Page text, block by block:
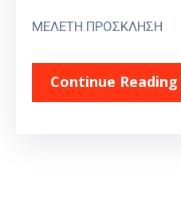
ΜΕΛΕΤΗ ΠΡΟΣΚΛΗΣΗ
Continue Reading